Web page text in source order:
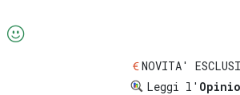
NOVITA'
Leggi l'